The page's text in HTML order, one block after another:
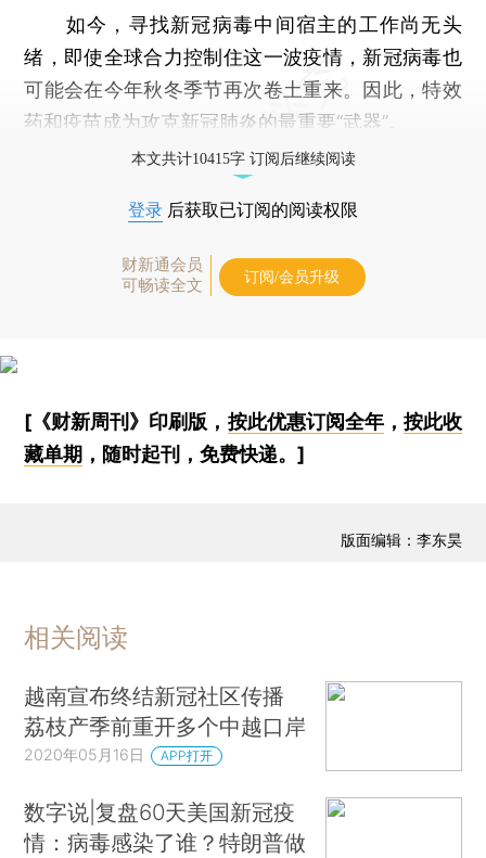
如今，寻找新冠病毒中间宿主的工作尚无头
绪，即使全球合力控制住这一波疫情，新冠病毒也
可能会在今年秋冬季节再次卷土重来。因此，特效
药和疫苗成为攻克新冠肺炎的最重要“武器”。
本文共计10415字 订阅后继续阅读
登录 后获取已订阅的阅读权限
财新通会员
可畅读全文
订阅/会员升级
[《财新周刊》印刷版， 按此优惠订阅全年， 按此收
藏单期 ，随时起刊，免费快递。]
版面编辑：李东昊
相关阅读
越南宣布终结新冠社区传播
荔枝产季前重开多个中越口岸
2020年05月16日 APP打开
数字说|复盘60天美国新冠疫
情：病毒感染了谁？特朗普做